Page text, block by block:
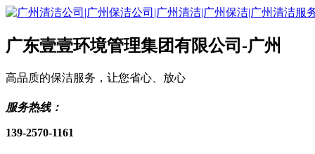
广东壹壹环境管理集团有限公司-广州
高品质的保洁服务，让您省心、放心
服务热线：
139-2570-1161